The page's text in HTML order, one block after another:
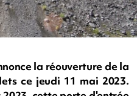
la réouverture de la
ce jeudi 11 mai 2023.